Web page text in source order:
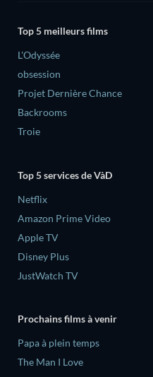
Top 5 meilleurs films
L'Odyssée
obsession
Projet Dernière Chance
Backrooms
Troie
Top 5 services de VàD
Netflix
Amazon Prime Video
Apple TV
Disney Plus
JustWatch TV
Prochains films à venir
‎Papa à plein temps
The Man I Love